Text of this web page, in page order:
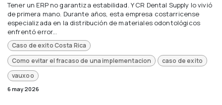
Tener un ERP no garantiza estabilidad. Y CR Dental Supply lo vivió
de primera mano. Durante años, esta empresa costarricense
especializada en la distribución de materiales odontológicos
enfrentó error...
Caso de exito Costa Rica
Como evitar el fracaso de una implementacion
caso de exito
vauxoo
6 may 2026